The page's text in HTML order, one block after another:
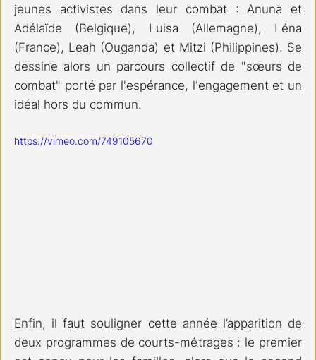
jeunes activistes dans leur combat : Anuna et
Adélaïde (Belgique), Luisa (Allemagne), Léna
(France), Leah (Ouganda) et Mitzi (Philippines). Se
dessine alors un parcours collectif de "sœurs de
combat" porté par l'espérance, l'engagement et un
idéal hors du commun.
https://vimeo.com/749105670
Enfin, il faut souligner cette année l’apparition de
deux programmes de courts-métrages : le premier